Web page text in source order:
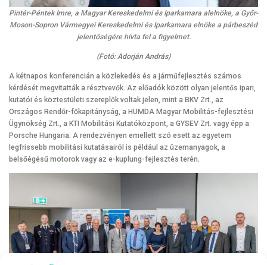
Pintér-Péntek Imre, a Magyar Kereskedelmi és Iparkamara alelnöke, a Győr-
Moson-Sopron Vármegyei Kereskedelmi és Iparkamara elnöke a párbeszéd
jelentőségére hívta fel a figyelmet.
(Fotó: Adorján András)
A kétnapos konferencián a közlekedés és a járműfejlesztés számos
kérdését megvitatták a résztvevők. Az előadók között olyan jelentős ipari,
kutatói és köztestületi szereplők voltak jelen, mint a BKV Zrt., az
Országos Rendőr-főkapitányság, a HUMDA Magyar Mobilitás-fejlesztési
Ügynökség Zrt., a KTI Mobilitási Kutatóközpont, a GYSEV Zrt. vagy épp a
Porsche Hungaria. A rendezvényen emellett szó esett az egyetem
legfrissebb mobilitási kutatásairól is például az üzemanyagok, a
belsőégésű motorok vagy az e-kuplung-fejlesztés terén.